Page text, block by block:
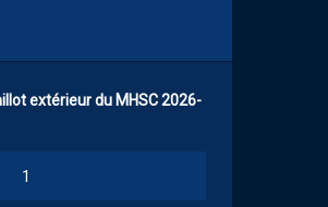
extérieur du MHSC 2026-
1